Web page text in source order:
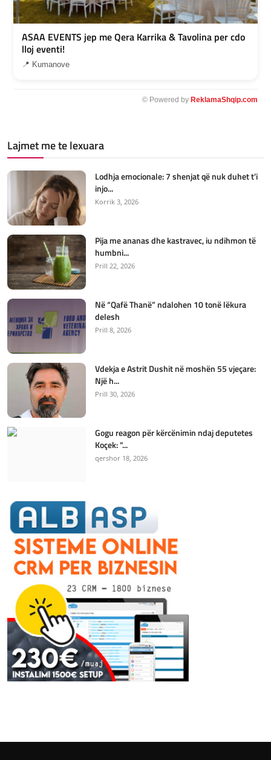
ASAA EVENTS jep me Qera Karrika & Tavolina per cdo
lloj eventi!
📍 Kumanove
© Powered by ReklamaShqip.com
Lajmet me te lexuara
Lodhja emocionale: 7 shenjat që nuk duhet t’i
injo...
Korrik 3, 2026
Pija me ananas dhe kastravec, iu ndihmon të
humbni...
Prill 22, 2026
Në “Qafë Thanë” ndalohen 10 tonë lëkura
delesh
Prill 8, 2026
Vdekja e Astrit Dushit në moshën 55 vjeçare:
Një h...
Prill 30, 2026
Gogu reagon për kërcënimin ndaj deputetes
Koçek: "...
qershor 18, 2026